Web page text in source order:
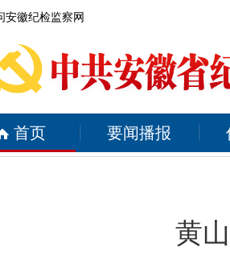
安徽纪检监察网
首页 要闻播报
黄